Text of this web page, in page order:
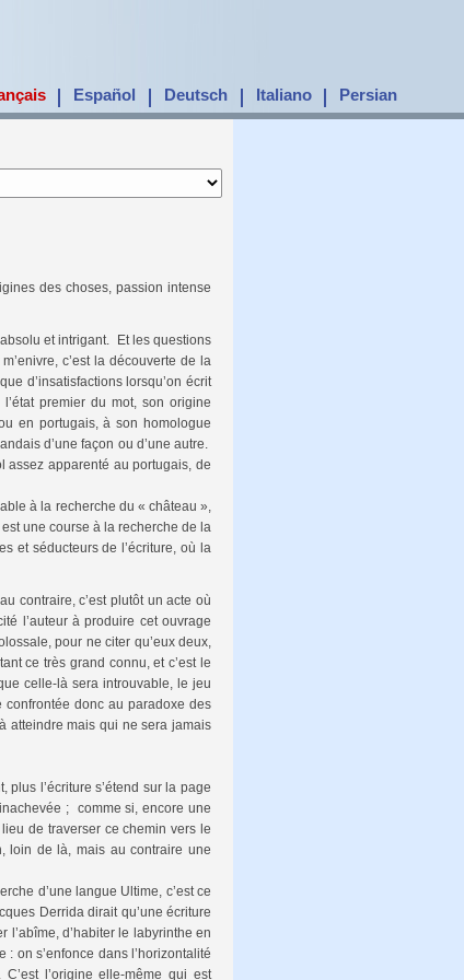
Español Deutsch Italiano Persian
et intrigant. Et les questions
c’est la découverte de la
d’insatisfactions lorsqu’on écrit
premier du mot, son origine
en portugais, à son homologue
d’une façon ou d’une autre.
assez apparenté au portugais, de
à la recherche du « château »,
une course à la recherche de la
et séducteurs de l’écriture, où la
contraire, c’est plutôt un acte où
l’auteur à produire cet ouvrage
pour ne citer qu’eux deux,
ce très grand connu, et c’est le
celle-là sera introuvable, le jeu
donc au paradoxe des
atteindre mais qui ne sera jamais
l’écriture s’étend sur la page
; comme si, encore une
de traverser ce chemin vers le
loin de là, mais au contraire une
d’une langue Ultime, c’est ce
Derrida dirait qu’une écriture
d’habiter le labyrinthe en
on s’enfonce dans l’horizontalité
l’origine elle-même qui est